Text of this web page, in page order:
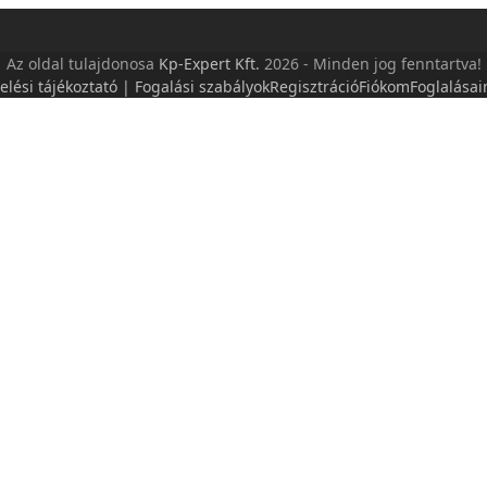
Az oldal tulajdonosa Kp-Expert Kft. 2026 - Minden jog fenntartva!
tájékoztató | Fogalási szabályokRegisztrációFiókom